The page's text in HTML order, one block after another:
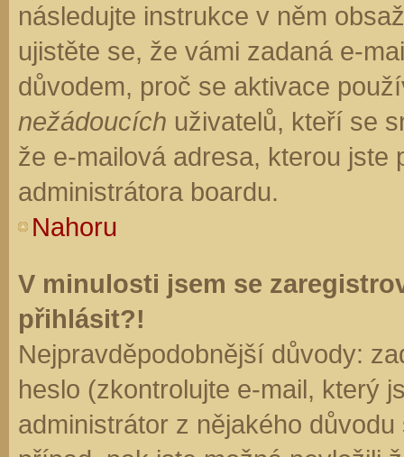
následujte instrukce v něm
ujistěte se, že vámi zadaná e-
důvodem, proč se aktivace
nežádoucích uživatelů, kteří se
že e-mailová adresa, kterou jste
administrátora boardu.
Nahoru
V minulosti jsem se
přihlásit?!
Nejpravděpodobnější důvody:
heslo (zkontrolujte e-mail, který
administrátor z nějakého